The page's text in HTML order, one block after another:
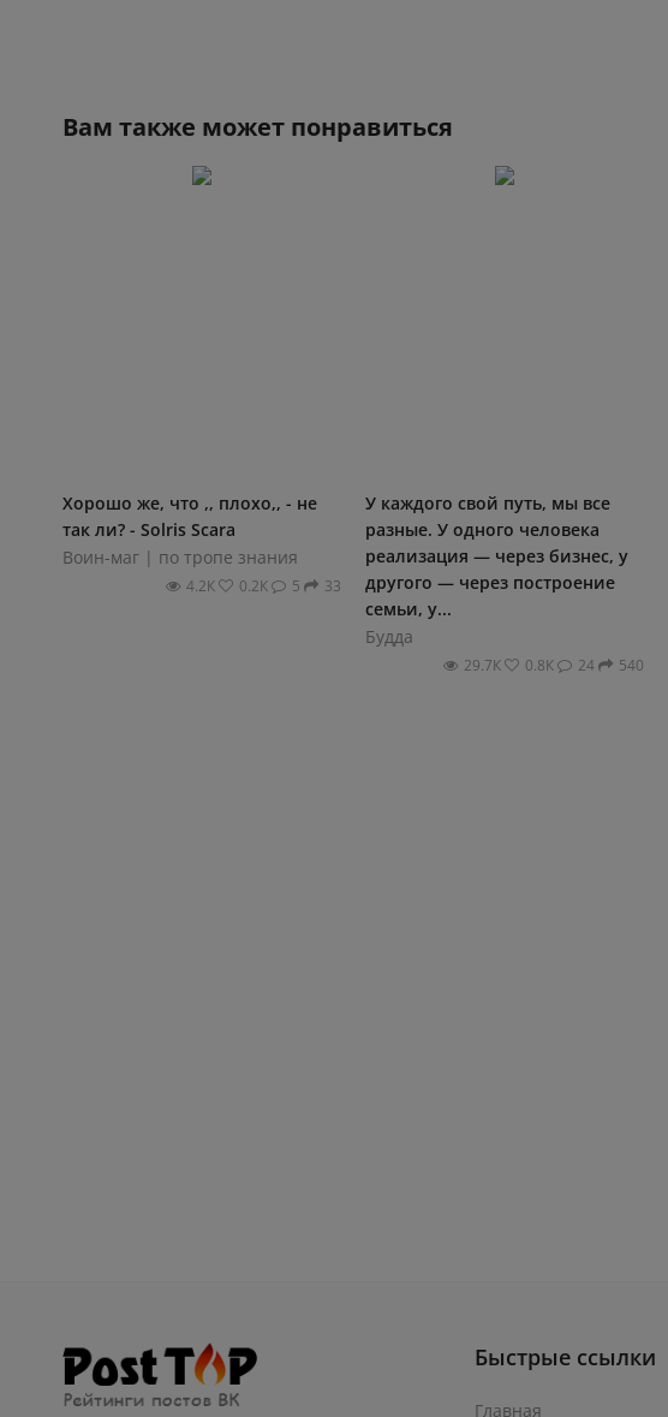
Вам также может понравиться
Хорошо же, что ,, плохо,, - не
так ли? - Solris Scara
Воин-маг | по тропе знания
4.2К 0.2К 5 33
У каждого свой путь, мы все
разные. У одного человека
реализация — через бизнес, у
другого — через построение
семьи, у...
Будда
29.7К 0.8К 24 540
Быстрые ссылки
Главная